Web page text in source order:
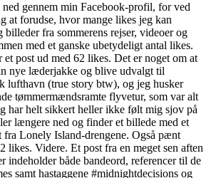
ned gennem min Facebook-profil, for ved
at forudse, hvor mange likes jeg kan
fra sommerens rejser, videoer og
med et ganske ubetydeligt antal likes.
post ud med 62 likes. Det er noget om at
nye læderjakke og blive udvalgt til
lufthavn (true story btw), og jeg husker
tømmermændsramte flyvetur, som var alt
har helt sikkert heller ikke følt mig sjov på
længere ned og finder et billede med et
Lonely Island-drengene. Også pænt
likes. Videre. Et post fra en meget sen aften
indeholder både bandeord, referencer til de
samt hastaggene #midnightdecisions og